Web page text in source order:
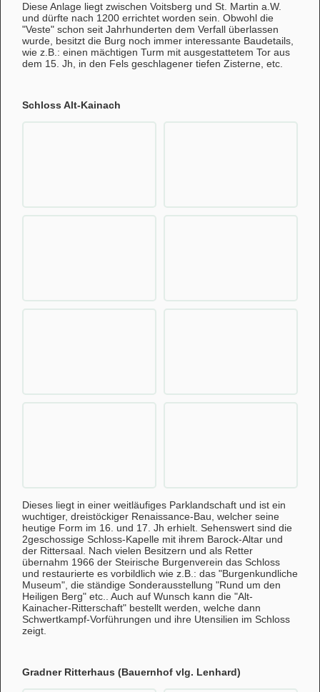
Diese Anlage liegt zwischen Voitsberg und St. Martin a.W.
und dürfte nach 1200 errichtet worden sein. Obwohl die
"Veste" schon seit Jahrhunderten dem Verfall überlassen
wurde, besitzt die Burg noch immer interessante Baudetails,
wie z.B.: einen mächtigen Turm mit ausgestattetem Tor aus
dem 15. Jh, in den Fels geschlagener tiefen Zisterne, etc.
Schloss Alt-Kainach
Dieses liegt in einer weitläufiges Parklandschaft und ist ein
wuchtiger, dreistöckiger Renaissance-Bau, welcher seine
heutige Form im 16. und 17. Jh erhielt. Sehenswert sind die
2geschossige Schloss-Kapelle mit ihrem Barock-Altar und
der Rittersaal. Nach vielen Besitzern und als Retter
übernahm 1966 der Steirische Burgenverein das Schloss
und restaurierte es vorbildlich wie z.B.: das "Burgenkundliche
Museum", die ständige Sonderausstellung "Rund um den
Heiligen Berg" etc.. Auch auf Wunsch kann die "Alt-
Kainacher-Ritterschaft" bestellt werden, welche dann
Schwertkampf-Vorführungen und ihre Utensilien im Schloss
zeigt.
Gradner Ritterhaus (Bauernhof vlg. Lenhard)